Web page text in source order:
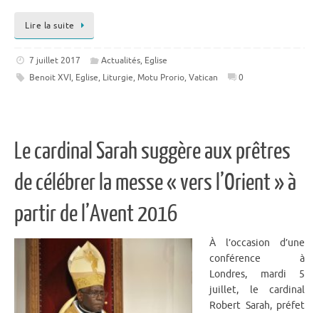
Lire la suite
7 juillet 2017 Actualités, Eglise
Benoit XVI, Eglise, Liturgie, Motu Prorio, Vatican 0
Le cardinal Sarah suggère aux prêtres
de célébrer la messe « vers l’Orient » à
partir de l’Avent 2016
À l’occasion d’une
conférence à
Londres, mardi 5
juillet, le cardinal
Robert Sarah, préfet